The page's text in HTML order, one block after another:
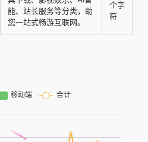
能、站长服务等分类，助
您一站式畅游互联网。
个字
符